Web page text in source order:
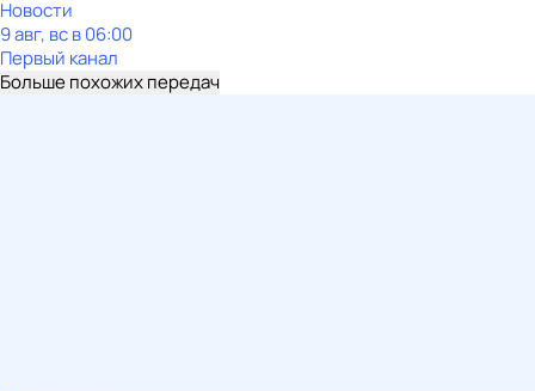
Новости
9 авг, вс в 06:00
Первый канал
Больше похожих передач